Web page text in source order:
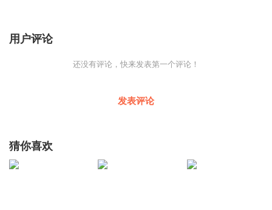
用户评论
还没有评论，快来发表第一个评论！
发表评论
猜你喜欢